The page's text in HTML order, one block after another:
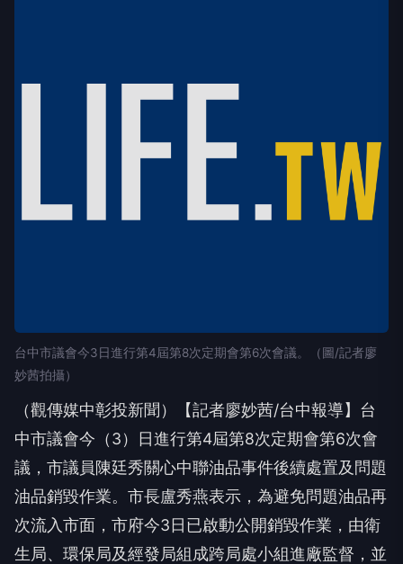
台中市議會今3日進行第4屆第8次定期會第6次會議。（圖/記者廖
妙茜拍攝）
（觀傳媒中彰投新聞）【記者廖妙茜/台中報導】台
中市議會今（3）日進行第4屆第8次定期會第6次會
議，市議員陳廷秀關心中聯油品事件後續處置及問題
油品銷毀作業。市長盧秀燕表示，為避免問題油品再
次流入市面，市府今3日已啟動公開銷毀作業，由衛
生局、環保局及經發局組成跨局處小組進廠監督，並